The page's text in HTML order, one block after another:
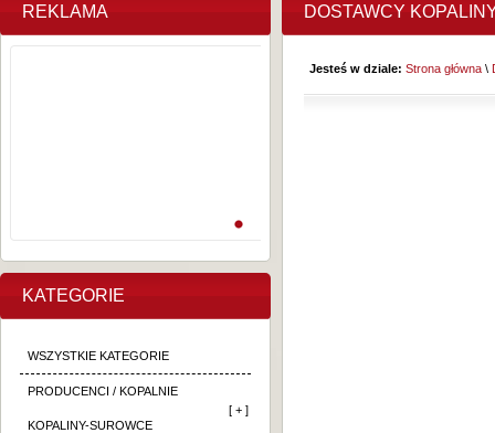
REKLAMA
KATEGORIE
WSZYSTKIE KATEGORIE
PRODUCENCI / KOPALNIE
KOPALINY-SUROWCE
[ + ]
DOSTAWCY
Jesteś w dziale: Strona główna \